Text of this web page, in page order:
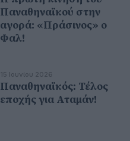
Παναθηναϊκού στην
αγορά: «Πράσινος» ο
Φαλ!
15 Ιουνίου 2026
Παναθηναϊκός: Τέλος
εποχής για Αταμάν!